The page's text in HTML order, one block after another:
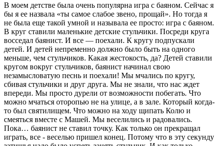
В моем детстве была очень популярна игра с баяном. Сейчас я
бы я ее назвала «ты самое слабое звено, прощай». Но тогда я
не была еще такой умной и называла ее просто: игра с баяном.
В круг ставили маленькие детские стульчики. Посреди круга
восседал баянист. И все — поехали. К кругу подпускали
детей. И детей непременно должно было быть на одного
меньше, чем стульчиков. Какая жестокость, да? Детей ставили
кругом вокруг стульчиков, баянист начинал свою
незамысловатую песнь и поехали! Мы мчались по кругу,
сбивая стульчики и друг друга. Мы не знали, что нас ждет
впереди. Мы просто дурели от возможности побегать. Что
можно мчаться оторопью не на улице, а в зале. Который когда-
то был святилищем. Что можно на ходу щипать Колю и
смеяться вместе с Машей. Мы веселились и радовались.
Пока… баянист не ставил точку. Как только он прекращал
играть, все - веселью пришел конец. Потому что в эту секунду